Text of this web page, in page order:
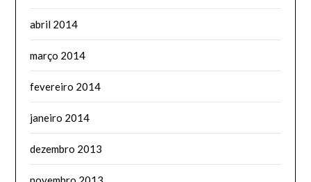
abril 2014
março 2014
fevereiro 2014
janeiro 2014
dezembro 2013